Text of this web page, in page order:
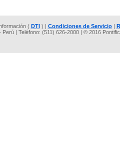
( DTI) | Condiciones de Servicio|
| Teléfono: (511) 626-2000 | © 2016